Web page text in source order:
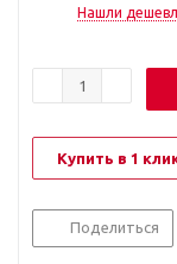
Нашли
Купить в 1
Поделиться